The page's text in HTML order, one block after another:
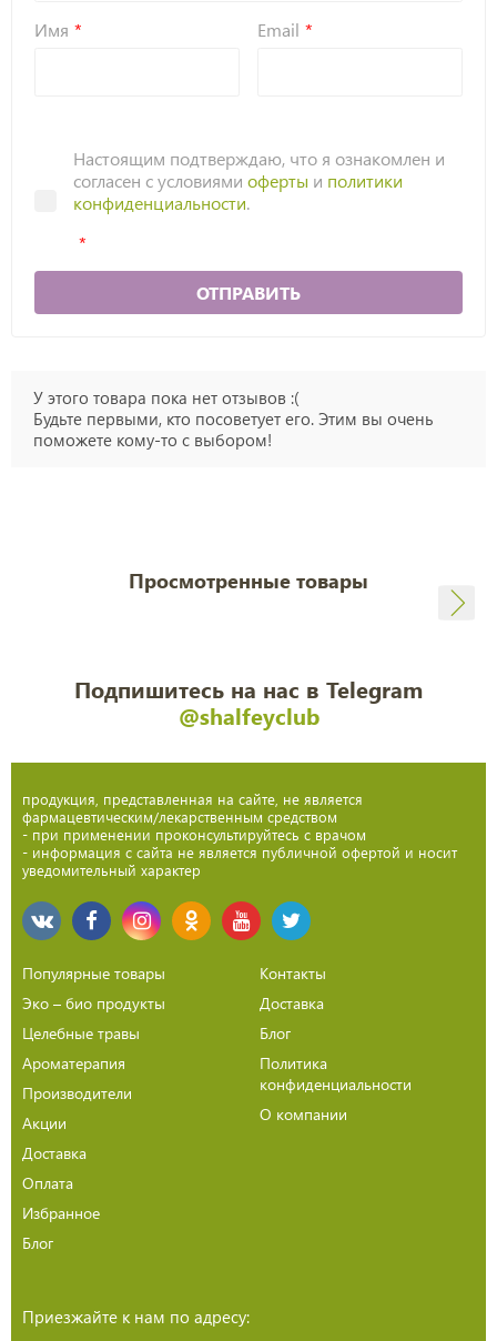
Имя Email
Настоящим подтверждаю, что я ознакомлен и
согласен с условиями оферты и политики
конфиденциальности.
ОТПРАВИТЬ
У этого товара пока нет отзывов :(
Будьте первыми, кто посоветует его. Этим вы очень
поможете кому-то с выбором!
Просмотренные товары
Подпишитесь на нас в Telegram
@shalfeyclub
продукция, представленная на сайте, не является
фармацевтическим/лекарственным средством
- при применении проконсультируйтесь с врачом
- информация с сайта не является публичной офертой и носит
уведомительный характер
Популярные товары
Эко – био продукты
Целебные травы
Ароматерапия
Производители
Акции
Доставка
Оплата
Избранное
Блог
Контакты
Доставка
Блог
Политика
конфиденциальности
О компании
Приезжайте к нам по адресу: